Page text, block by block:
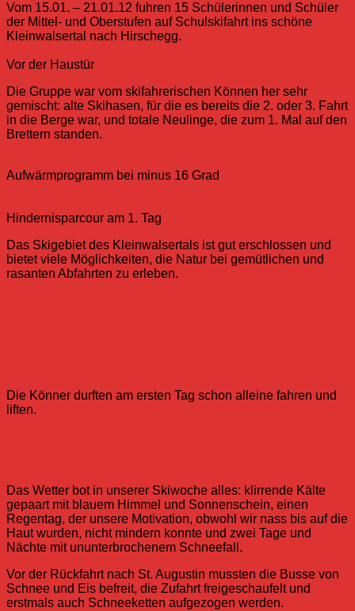
Vom 15.01. – 21.01.12 fuhren 15 Schülerinnen und Schüler
der Mittel- und Oberstufen auf Schulskifahrt ins schöne
Kleinwalsertal nach Hirschegg.
Vor der Haustür
Die Gruppe war vom skifahrerischen Können her sehr
gemischt: alte Skihasen, für die es bereits die 2. oder 3. Fahrt
in die Berge war, und totale Neulinge, die zum 1. Mal auf den
Brettern standen.
Aufwärmprogramm bei minus 16 Grad
Hindernisparcour am 1. Tag
Das Skigebiet des Kleinwalsertals ist gut erschlossen und
bietet viele Möglichkeiten, die Natur bei gemütlichen und
rasanten Abfahrten zu erleben.
Die Könner durften am ersten Tag schon alleine fahren und
liften.
Das Wetter bot in unserer Skiwoche alles: klirrende Kälte
gepaart mit blauem Himmel und Sonnenschein, einen
Regentag, der unsere Motivation, obwohl wir nass bis auf die
Haut wurden, nicht mindern konnte und zwei Tage und
Nächte mit ununterbrochenem Schneefall.
Vor der Rückfahrt nach St. Augustin mussten die Busse von
Schnee und Eis befreit, die Zufahrt freigeschaufelt und
erstmals auch Schneeketten aufgezogen werden.